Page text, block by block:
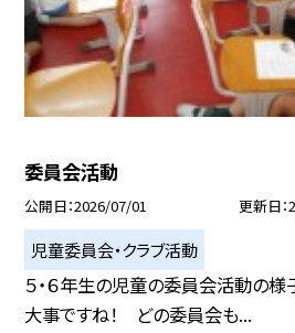
委員会活動
公開日 2026/07/01 更新日
児童委員会・クラブ活動
５・６年生の児童の委員会活動の様
大事ですね！ どの委員会も...